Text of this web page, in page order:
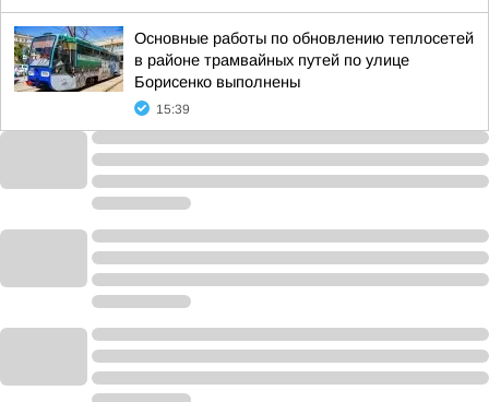
Основные работы по обновлению теплосетей
в районе трамвайных путей по улице
Борисенко выполнены
15:39